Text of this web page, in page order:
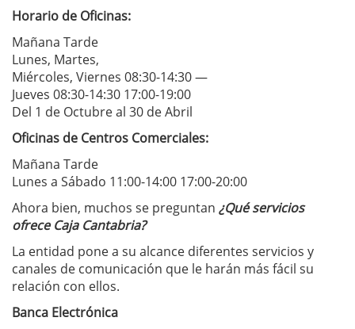
Horario de Oficinas:
Mañana Tarde
Lunes, Martes,
Miércoles, Viernes 08:30-14:30 —
Jueves 08:30-14:30 17:00-19:00
Del 1 de Octubre al 30 de Abril
Oficinas de Centros Comerciales:
Mañana Tarde
Lunes a Sábado 11:00-14:00 17:00-20:00
Ahora bien, muchos se preguntan ¿Qué servicios
ofrece Caja Cantabria?
La entidad pone a su alcance diferentes servicios y
canales de comunicación que le harán más fácil su
relación con ellos.
Banca Electrónica